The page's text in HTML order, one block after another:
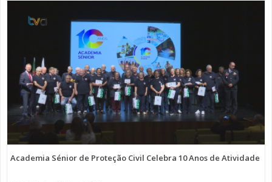
Academia Sénior de Proteção Civil Celebra 10 Anos de Atividade